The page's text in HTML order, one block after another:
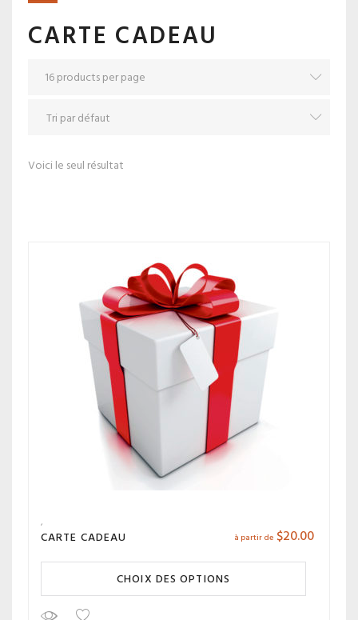
CARTE CADEAU
Voici le seul résultat
CARTE CADEAU à partir de $20.00
CHOIX DES OPTIONS